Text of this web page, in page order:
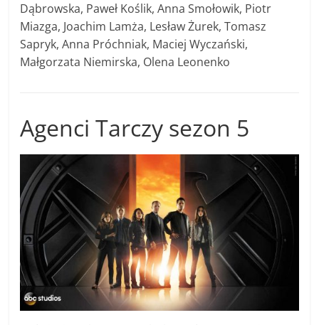
Dąbrowska, Paweł Koślik, Anna Smołowik, Piotr
Miazga, Joachim Lamża, Lesław Żurek, Tomasz
Sapryk, Anna Próchniak, Maciej Wyczański,
Małgorzata Niemirska, Olena Leonenko
Agenci Tarczy sezon 5